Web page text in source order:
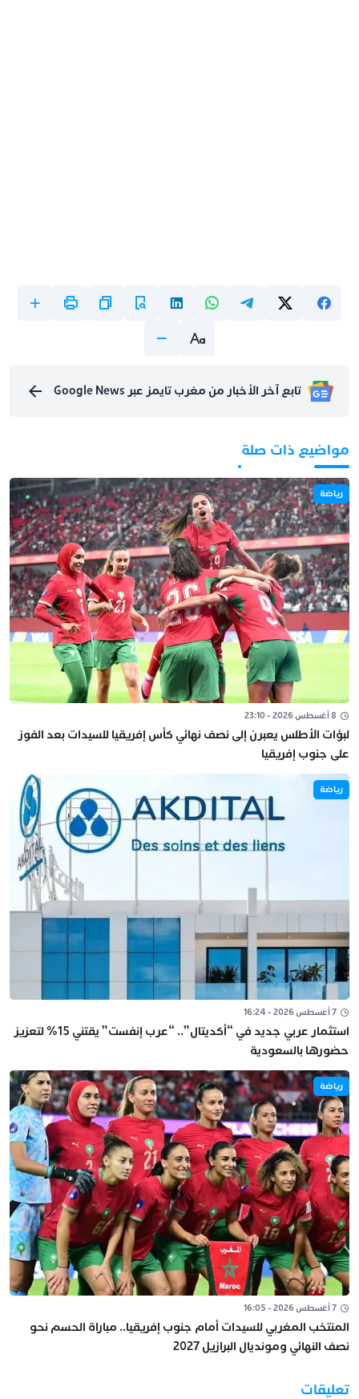
تابع آخر الأخبار من مغرب تايمز عبر Google News
مواضيع ذات صلة
رياضة
8 أغسطس 2026 - 23:10
لبؤات الأطلس يعبرن إلى نصف نهائي كأس إفريقيا للسيدات بعد الفوز
على جنوب إفريقيا
رياضة
7 أغسطس 2026 - 16:24
استثمار عربي جديد في “أكديتال”.. “عرب إنفست” يقتني 15% لتعزيز
حضورها بالسعودية
رياضة
7 أغسطس 2026 - 16:05
المنتخب المغربي للسيدات أمام جنوب إفريقيا.. مباراة الحسم نحو
نصف النهائي ومونديال البرازيل 2027
تعليقات